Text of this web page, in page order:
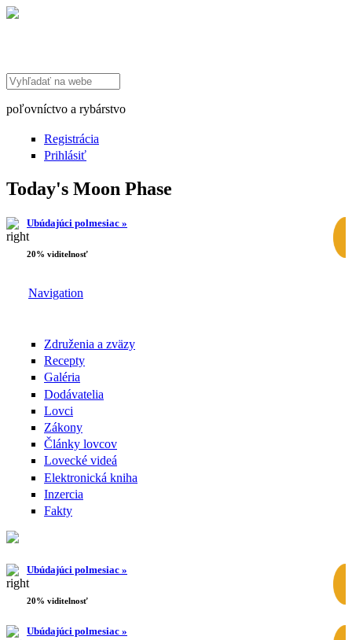
Search this site
poľovníctvo a rybárstvo
Registrácia
Prihlásiť
Today's Moon Phase
Ubúdajúci polmesiac »
20% viditelnosť
Navigation
Združenia a zväzy
Recepty
Galéria
Dodávatelia
Lovci
Zákony
Články lovcov
Lovecké videá
Elektronická kniha
Inzercia
Fakty
Ubúdajúci polmesiac »
20% viditelnosť
Ubúdajúci polmesiac »